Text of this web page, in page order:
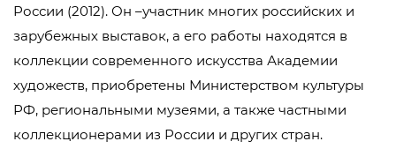
России (2012). Он –участник многих российских и
зарубежных выставок, а его работы находятся в
коллекции современного искусства Академии
художеств, приобретены Министерством культуры
РФ, региональными музеями, а также частными
коллекционерами из России и других стран.